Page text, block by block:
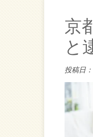
京
と
投稿日：